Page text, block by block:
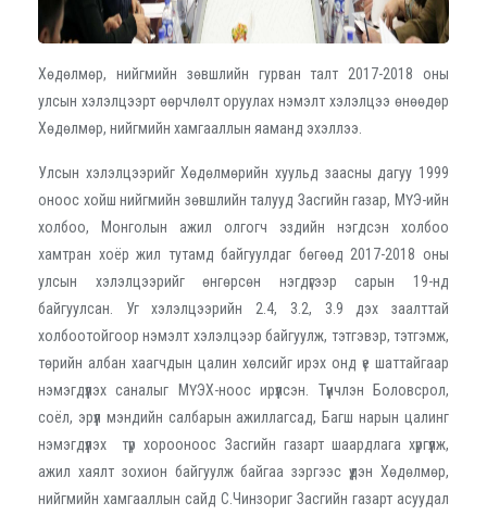
Хөдөлмөр, нийгмийн зөвшлийн гурван талт 2017-2018 оны
улсын хэлэлцээрт өөрчлөлт оруулах нэмэлт хэлэлцээ өнөөдөр
Хөдөлмөр, нийгмийн хамгааллын яаманд эхэллээ.
Улсын хэлэлцээрийг Хөдөлмөрийн хуульд заасны дагуу 1999
оноос хойш нийгмийн зөвшлийн талууд Засгийн газар, МҮЭ-ийн
холбоо, Монголын ажил олгогч эздийн нэгдсэн холбоо
хамтран хоёр жил тутамд байгуулдаг бөгөөд 2017-2018 оны
улсын хэлэлцээрийг өнгөрсөн нэгдүгээр сарын 19-нд
байгуулсан. Уг хэлэлцээрийн 2.4, 3.2, 3.9 дэх заалттай
холбоотойгоор нэмэлт хэлэлцээр байгуулж, тэтгэвэр, тэтгэмж,
төрийн албан хаагчдын цалин хөлсийг ирэх онд үе шаттайгаар
нэмэгдүүлэх саналыг МҮЭХ-ноос ирүүлсэн. Түүнчлэн Боловсрол,
соёл, эрүүл мэндийн салбарын ажиллагсад, Багш нарын цалинг
нэмэгдүүлэх түр хорооноос Засгийн газарт шаардлага хүргүүлж,
ажил хаялт зохион байгуулж байгаа зэргээс үүдэн Хөдөлмөр,
нийгмийн хамгааллын сайд С.Чинзориг Засгийн газарт асуудал